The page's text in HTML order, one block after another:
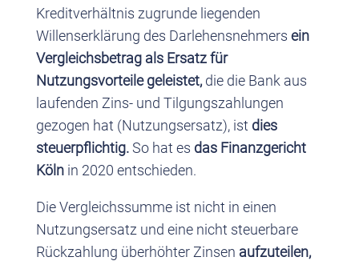
Kreditverhältnis zugrunde liegenden
Willenserklärung des Darlehensnehmers ein
Vergleichsbetrag als Ersatz für
Nutzungsvorteile geleistet,die die Bank aus
laufenden Zins- und Tilgungszahlungen
gezogen hat (Nutzungsersatz), ist dies
steuerpflichtig.So hat es das Finanzgericht
Kölnin 2020 entschieden.
Die Vergleichssumme ist nicht in einen
Nutzungsersatz und eine nicht steuerbare
Rückzahlung überhöhter Zinsen aufzuteilen,